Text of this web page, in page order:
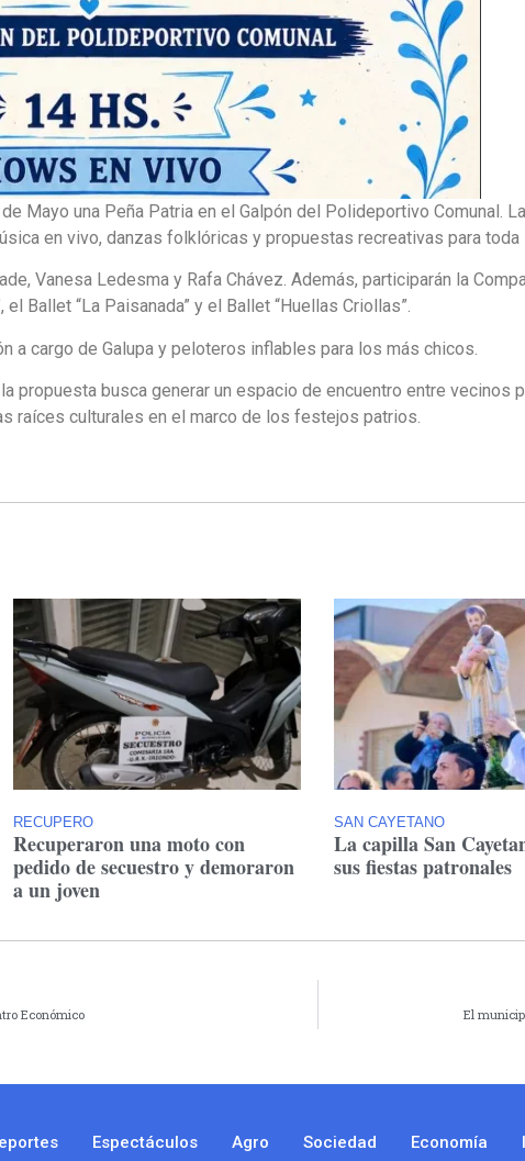
Mayo una Peña Patria en el Galpón del Polideportivo Comunal.
en vivo, danzas folklóricas y propuestas recreativas para toda
Vanesa Ledesma y Rafa Chávez. Además, participarán la
Ballet “La Paisanada” y el Ballet “Huellas Criollas”.
a cargo de Galupa y peloteros inflables para los más chicos.
propuesta busca generar un espacio de encuentro entre vecinos
raíces culturales en el marco de los festejos patrios.
RECUPERO
Recuperaron una moto con
pedido de secuestro y demoraron
a un joven
SAN CAYETANO
La capilla San
sus fiestas patronales
Económico El
Espectáculos Agro Sociedad Economía